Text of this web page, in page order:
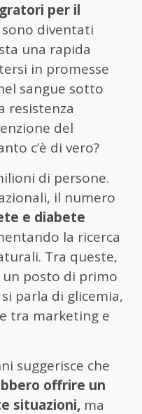
per il
sono diventati
una rapida
in promesse
sangue sotto
resistenza
del
c’è di vero?
di persone.
il numero
e diabete
la ricerca
Tra queste,
posto di primo
parla di glicemia,
tra marketing e
suggerisce che
offrire un
situazioni, ma